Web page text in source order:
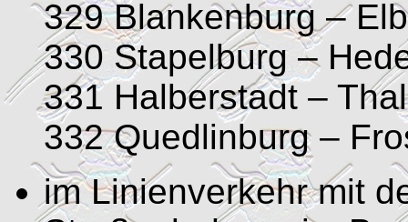
329 Blankenburg –
330 Stapelburg –
331 Halberstadt –
332 Quedlinburg –
im Linienverkehr mit